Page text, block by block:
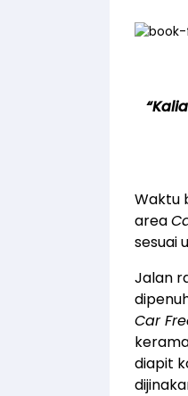
Waktu
area
sesuai
Jalan
Car
diapit